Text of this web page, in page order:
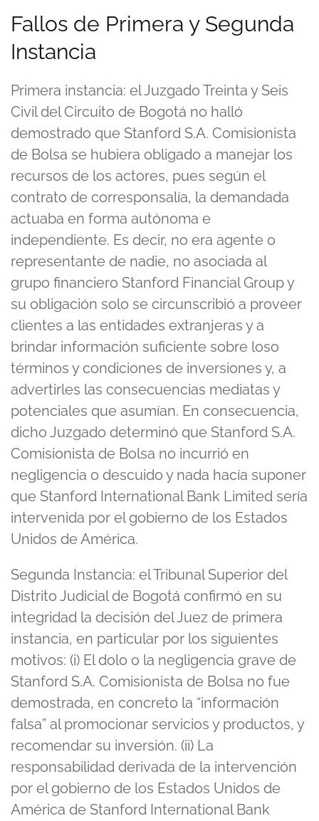
Fallos de Primera y Segunda
Instancia
Primera instancia: el Juzgado Treinta y Seis
Civil del Circuito de Bogotá no halló
demostrado que Stanford S.A. Comisionista
de Bolsa se hubiera obligado a manejar los
recursos de los actores, pues según el
contrato de corresponsalía, la demandada
actuaba en forma autónoma e
independiente. Es decir, no era agente o
representante de nadie, no asociada al
grupo financiero Stanford Financial Group y
su obligación solo se circunscribió a proveer
clientes a las entidades extranjeras y a
brindar información suficiente sobre loso
términos y condiciones de inversiones y, a
advertirles las consecuencias mediatas y
potenciales que asumían. En consecuencia,
dicho Juzgado determinó que Stanford S.A.
Comisionista de Bolsa no incurrió en
negligencia o descuido y nada hacía suponer
que Stanford International Bank Limited sería
intervenida por el gobierno de los Estados
Unidos de América.
Segunda Instancia: el Tribunal Superior del
Distrito Judicial de Bogotá confirmó en su
integridad la decisión del Juez de primera
instancia, en particular por los siguientes
motivos: (i) El dolo o la negligencia grave de
Stanford S.A. Comisionista de Bolsa no fue
demostrada, en concreto la “información
falsa” al promocionar servicios y productos, y
recomendar su inversión. (ii) La
responsabilidad derivada de la intervención
por el gobierno de los Estados Unidos de
América de Stanford International Bank